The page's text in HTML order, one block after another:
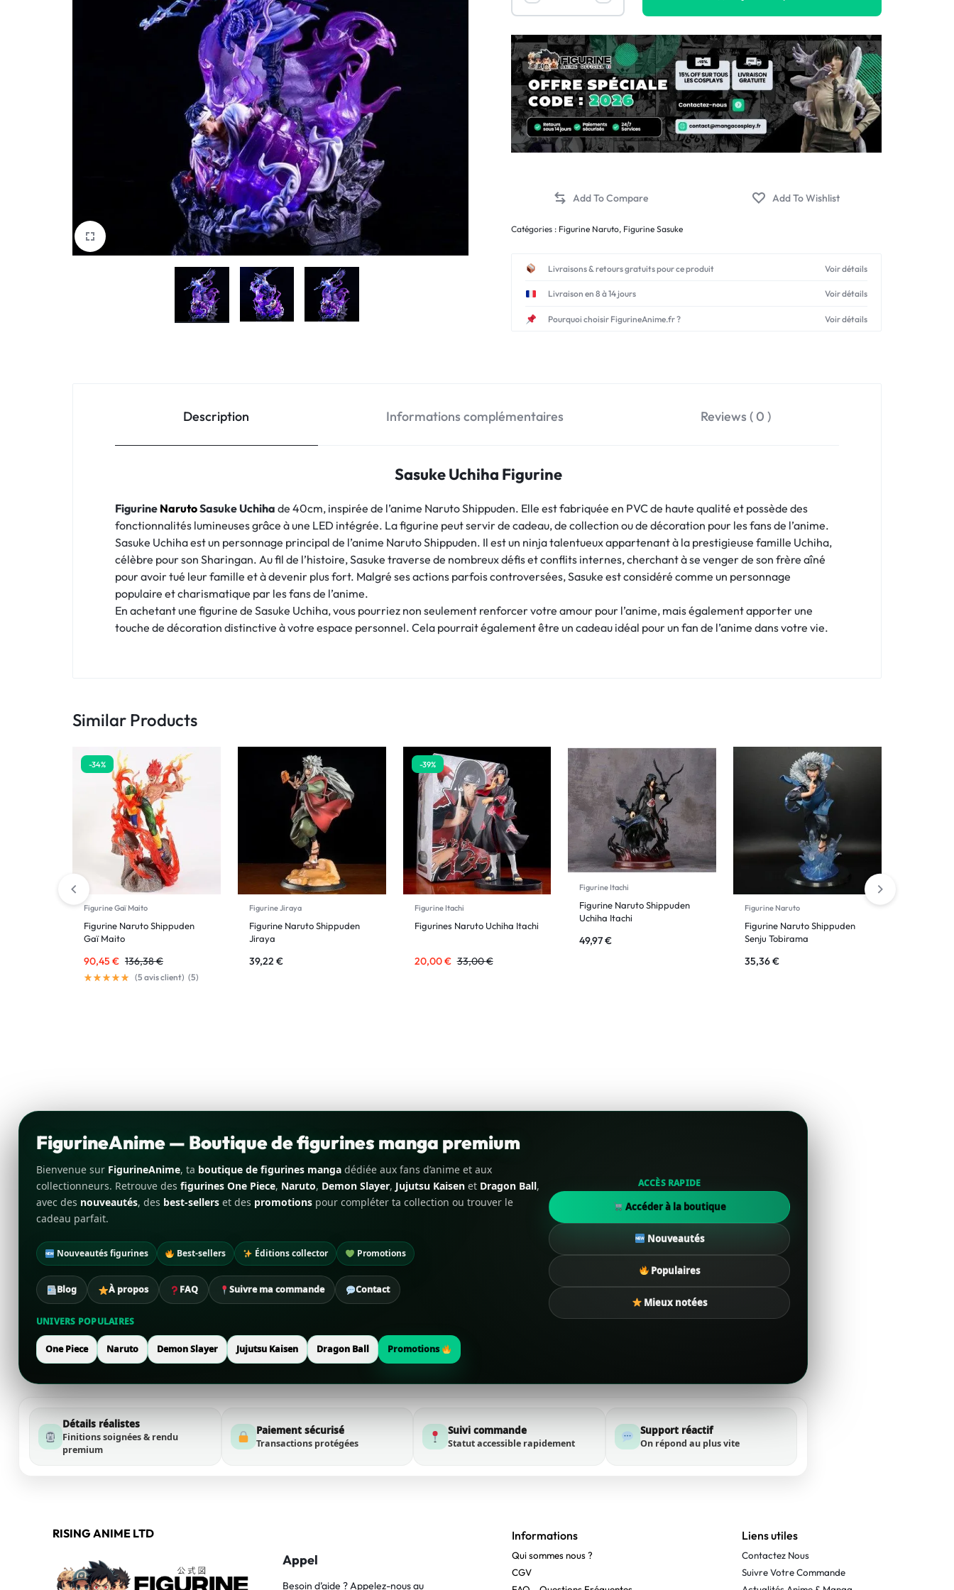
Catégories : Figurine Naruto, Figurine Sasuke
Livraisons & retours gratuits pour ce produit Voir détails
Livraison en 8 à 14 jours Voir détails
Pourquoi choisir FigurineAnime.fr ? Voir détails
Description Informations complémentaires Reviews ( 0 )
Sasuke Uchiha Figurine
Figurine NarutoSasuke Uchiha de 40cm, inspirée de l’anime Naruto Shippuden. Elle est fabriquée en PVC de haute qualité et possède des
fonctionnalités lumineuses grâce à une LED intégrée. La figurine peut servir de cadeau, de collection ou de décoration pour les fans de l’anime.
Sasuke Uchiha est un personnage principal de l’anime Naruto Shippuden. Il est un ninja talentueux appartenant à la prestigieuse famille Uchiha,
célèbre pour son Sharingan. Au fil de l’histoire, Sasuke traverse de nombreux défis et conflits internes, cherchant à se venger de son frère aîné
pour avoir tué leur famille et à devenir plus fort. Malgré ses actions parfois controversées, Sasuke est considéré comme un personnage
populaire et charismatique par les fans de l’anime.
En achetant une figurine de Sasuke Uchiha, vous pourriez non seulement renforcer votre amour pour l’anime, mais également apporter une
touche de décoration distinctive à votre espace personnel. Cela pourrait également être un cadeau idéal pour un fan de l’anime dans votre vie.
Similar Products
-34%
Figurine Gaï Maito
Figurine Naruto Shippuden
Gaï Maito
90,45 € 136,38€
(5 avis client) (5)
Figurine Jiraya
Figurine Naruto Shippuden
Jiraya
39,22 €
-39%
Figurine Itachi
Figurines Naruto Uchiha Itachi
20,00€ 33,00€
Figurine Itachi
Figurine Naruto Shippuden
Uchiha Itachi
49,97€
Figurine Naruto
Figurine Naruto Shippuden
Senju Tobirama
35,36€
FigurineAnime — Boutique de figurines manga premium
Bienvenue sur FigurineAnime, ta boutique de figurines manga dédiée aux fans d’anime et aux
collectionneurs. Retrouve des figurines One Piece, Naruto, Demon Slayer, Jujutsu Kaisen et Dragon Ball,
avec des nouveautés, des best-sellers et des promotions pour compléter ta collection ou trouver le
cadeau parfait.
Nouveautés figurines Best-sellers Éditions collector Promotions
Blog À propos FAQ Suivre ma commande Contact
UNIVERS POPULAIRES
One Piece Naruto Demon Slayer Jujutsu Kaisen Dragon Ball Promotions
ACCÈS RAPIDE
Accéder à la boutique
Nouveautés
Populaires
Mieux notées
Détails réalistes
Finitions soignées & rendu
premium
Paiement sécurisé
Transactions protégées
Suivi commande
Statut accessible rapidement
Support réactif
On répond au plus vite
RISING ANIME LTD
Appel
Besoin d’aide ? Appelez-nous au
Informations
Qui sommes nous ?
CGV
Liens utiles
Contactez Nous
Suivre Votre Commande